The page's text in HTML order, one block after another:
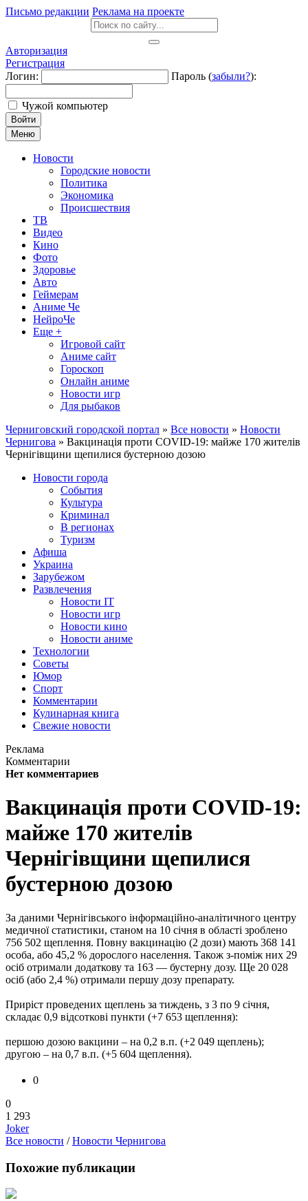
Письмо редакции Реклама на проекте
Авторизация
Регистрация
Логин:
Пароль (забыли?):
Чужой компьютер
Войти
Меню
Новости
Городские новости
Политика
Экономика
Происшествия
ТВ
Видео
Кино
Фото
Здоровье
Авто
Геймерам
Аниме Че
НейроЧе
Еще +
Игровой сайт
Аниме сайт
Гороскоп
Онлайн аниме
Новости игр
Для рыбаков
Черниговский городской портал » Все новости » Новости
Чернигова » Вакцинація проти COVID-19: майже 170 жителів
Чернігівщини щепилися бустерною дозою
Новости города
События
Культура
Криминал
В регионах
Туризм
Афиша
Украина
Зарубежом
Развлечения
Новости IT
Новости игр
Новости кино
Новости аниме
Технологии
Советы
Юмор
Спорт
Комментарии
Кулинарная книга
Свежие новости
Реклама
Комментарии
Нет комментариев
Вакцинація проти COVID-19:
майже 170 жителів
Чернігівщини щепилися
бустерною дозою
За даними Чернігівського інформаційно-аналітичного центру
медичної статистики, станом на 10 січня в області зроблено
756 502 щеплення. Повну вакцинацію (2 дози) мають 368 141
особа, або 45,2 % дорослого населення. Також з-поміж них 29
осіб отримали додаткову та 163 — бустерну дозу. Ще 20 028
осіб (або 2,4 %) отримали першу дозу препарату.
Приріст проведених щеплень за тиждень, з 3 по 9 січня,
складає 0,9 відсоткові пункти (+7 653 щеплення):
першою дозою вакцини – на 0,2 в.п. (+2 049 щеплень);
другою – на 0,7 в.п. (+5 604 щеплення).
0
0
1 293
Joker
Все новости /Новости Чернигова
Похожие публикации